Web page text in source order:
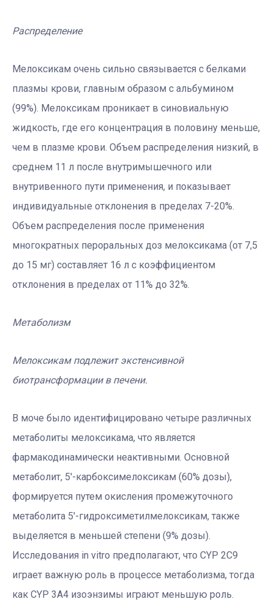
Распределение
Мелоксикам очень сильно связывается с белками
плазмы крови, главным образом с альбумином
(99%). Мелоксикам проникает в синовиальную
жидкость, где его концентрация в половину меньше,
чем в плазме крови. Объем распределения низкий, в
среднем 11 л после внутримышечного или
внутривенного пути применения, и показывает
индивидуальные отклонения в пределах 7-20%.
Объем распределения после применения
многократных пероральных доз мелоксикама (от 7,5
до 15 мг) составляет 16 л с коэффициентом
отклонения в пределах от 11% до 32%.
Метаболизм
Мелоксикам подлежит экстенсивной
биотрансформации в печени.
В моче было идентифицировано четыре различных
метаболиты мелоксикама, что является
фармакодинамически неактивными. Основной
метаболит, 5′-карбоксимелоксикам (60% дозы),
формируется путем окисления промежуточного
метаболита 5′-гидроксиметилмелоксикам, также
выделяется в меньшей степени (9% дозы).
Исследования in vitro предполагают, что CYP 2C9
играет важную роль в процессе метаболизма, тогда
как CYP 3А4 изоэнзимы играют меньшую роль.